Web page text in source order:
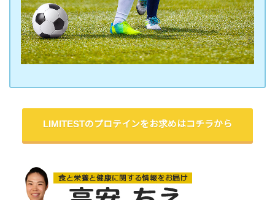
LIMITESTのプロテインをお求めはコチラから